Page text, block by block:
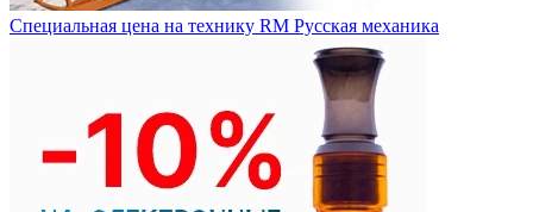
Специальная цена на технику RM Русская механика